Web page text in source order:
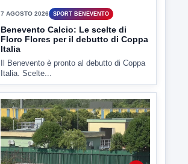
7 AGOSTO 2026 ATTUALITÀ
Miasmi e Calore, l'ASL parla
attraverso il Comune
Nessuna nuova moria di pesci e nessuna
criticità igienico-sanitaria nel...